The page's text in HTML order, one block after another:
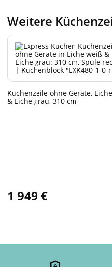
Weitere
Küchenzeile ohne Geräte,
& Eiche grau, 310 cm
1 949 €